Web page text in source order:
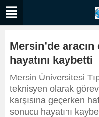
Mersin’de aracın
hayatını kaybetti
Mersin Üniversitesi
teknisyen olarak görev
karşısına geçerken
sonucu hayatını